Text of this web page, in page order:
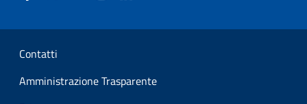
Sezione Link Utili
Contatti
Amministrazione Trasparente